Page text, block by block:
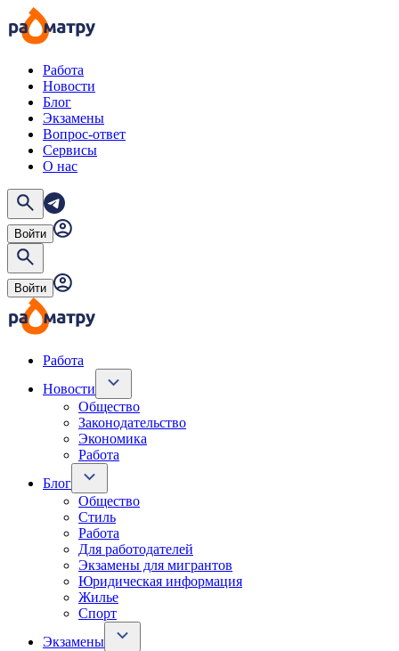
Работа
Новости
Блог
Экзамены
Вопрос-ответ
Сервисы
О нас
Войти
Войти
Работа
Новости
Общество
Законодательство
Экономика
Работа
Блог
Общество
Стиль
Работа
Для работодателей
Экзамены для мигрантов
Юридическая информация
Жилье
Спорт
Экзамены